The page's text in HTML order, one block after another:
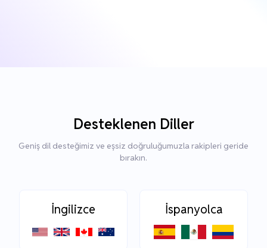
Desteklenen Diller
Geniş dil desteğimiz ve eşsiz doğruluğumuzla rakipleri geride
bırakın.
İngilizce İspanyolca